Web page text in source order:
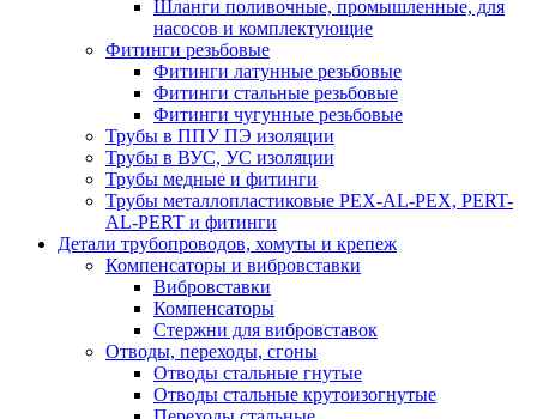
Шланги поливочные, промышленные, для
насосов и комплектующие
Фитинги резьбовые
Фитинги латунные резьбовые
Фитинги стальные резьбовые
Фитинги чугунные резьбовые
Трубы в ППУ ПЭ изоляции
Трубы в ВУС, УС изоляции
Трубы медные и фитинги
Трубы металлопластиковые PEX-AL-PEX, PERT-
AL-PERT и фитинги
Детали трубопроводов, хомуты и крепеж
Компенсаторы и вибровставки
Вибровставки
Компенсаторы
Стержни для вибровставок
Отводы, переходы, сгоны
Отводы стальные гнутые
Отводы стальные крутоизогнутые